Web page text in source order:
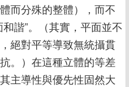
而分殊的整體），而不
諧”。（其實，平面並不
絕對平等導致無統攝貫
。）在這種立體的等差
主導性與優先性固然大